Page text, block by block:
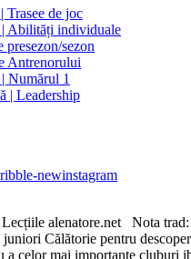
Trasee de joc
| Abilități individuale
presezon/sezon
Antrenorului
Numărul 1
| Leadership
newinstagram
alenatore.net Nota trad:
Călătorie pentru
a celor mai importante cluburi